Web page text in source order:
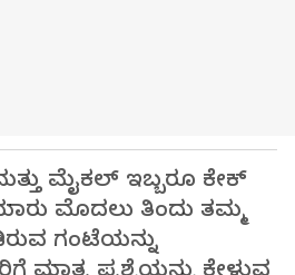
ಮೈಕಲ್ ಇಬ್ಬರೂ ಕೇಕ್‌
ಯಾರು ಮೊದಲು ತಿಂದು ತಮ್ಮ
ಗಂಟೆಯನ್ನು
ಮಾತ್ರ ಪ್ರಶ್ನೆಯನ್ನು ಕೇಳುವ